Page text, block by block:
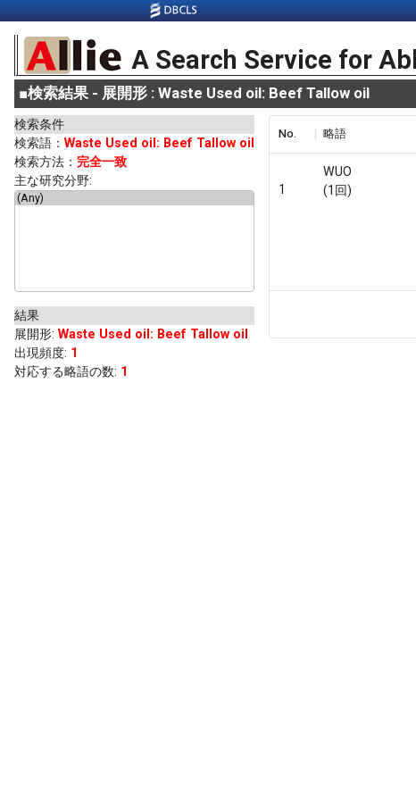
A Search Service for
■検索結果 - 展開形 : Waste Used oil: Beef Tallow oil
検索条件
検索語： Waste Used oil: Beef Tallow oil
検索方法： 完全一致
主な研究分野:
結果
展開形: Waste Used oil: Beef Tallow oil
出現頻度: 1
対応する略語の数: 1
No. 略語
1
WUO
(1回)